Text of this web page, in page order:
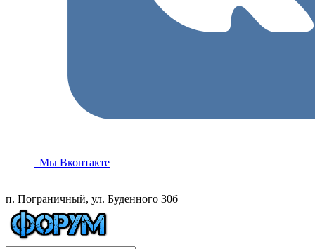
Мы Вконтакте
п. Пограничный, ул. Буденного 30б